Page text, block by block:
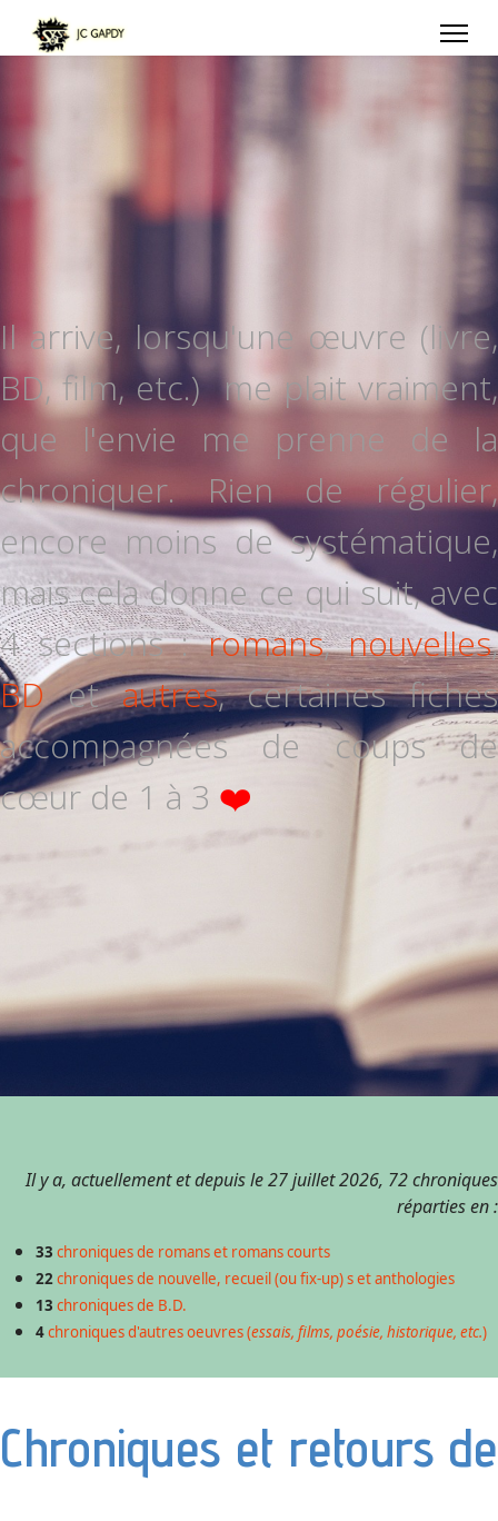
Il arrive, lorsqu'une œuvre (livre,
BD, film, etc.) me plait vraiment,
que l'envie me prenne de la
chroniquer. Rien de régulier,
encore moins de systématique,
mais cela donne ce qui suit, avec
4 sections :romans,nouvelles,
BDetautres, certaines fiches
accompagnées de coups de
cœur de 1 à 3 ❤️
Il y a, actuellement et depuis le 27 juillet 2026, 72 chroniques
réparties en :
33 chroniques de romans et romans courts
22chroniques de nouvelle, recueil (ou fix-up) s et anthologies
13 chroniques de B.D.
4chroniques d'autres oeuvres (essais, films, poésie, historique, etc.)
Chroniques et retours de